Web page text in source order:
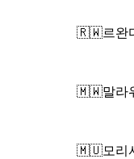
🇷🇼르완
🇲🇼말라
🇲🇺모리